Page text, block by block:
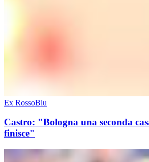
Ex RossoBlu
Castro: "Bologna una seconda
finisce"